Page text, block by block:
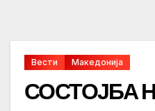
Вести Македонија
СОСТОЈБА